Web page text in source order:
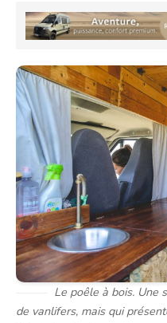
Le poêle à bois. Une
de vanlifers, mais qui